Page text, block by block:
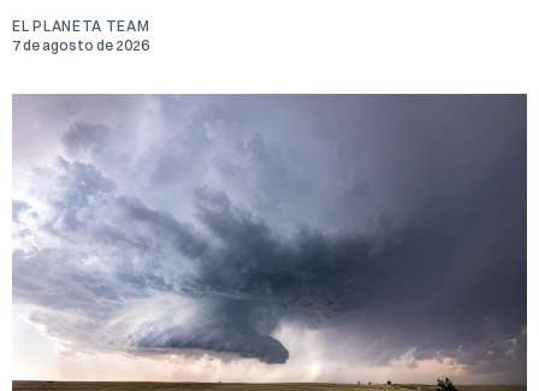
EL PLANETA TEAM
7 de agosto de 2026